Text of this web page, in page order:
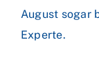
August sogar
Experte.